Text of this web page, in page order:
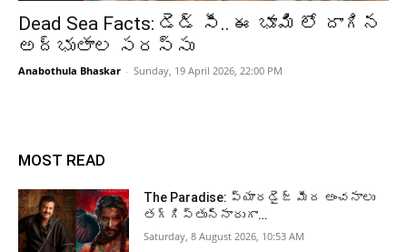
Dead Sea Facts: డెడ్‌ సీ.. ఈ భూమి లో దాగిన
అద్భుతాల సరస్సు
Anabothula Bhaskar - Sunday, 19 April 2026, 22:00 PM
MOST READ
The Paradise: ప్యారడైజ్ మీద అంచనాలు
తగ్గిస్తున్నారుగా…
Saturday, 8 August 2026, 10:53 AM